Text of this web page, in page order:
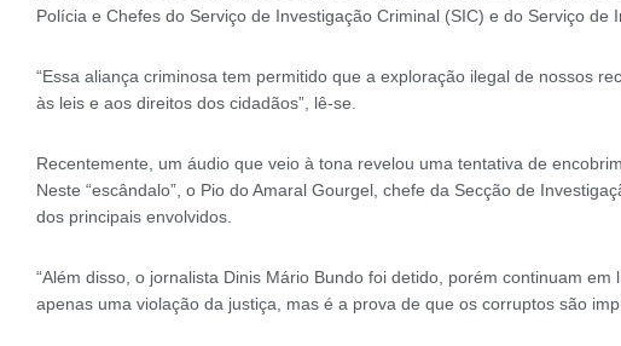
Polícia e Chefes do Serviço de Investigação Criminal (SIC) e do Serviço de
“Essa aliança criminosa tem permitido que a exploração ilegal de nossos
às leis e aos direitos dos cidadãos”, lê-se.
Recentemente, um áudio que veio à tona revelou uma tentativa de
Neste “escândalo”, o Pio do Amaral Gourgel, chefe da Secção de
dos principais envolvidos.
“Além disso, o jornalista Dinis Mário Bundo foi detido, porém continuam
apenas uma violação da justiça, mas é a prova de que os corruptos são